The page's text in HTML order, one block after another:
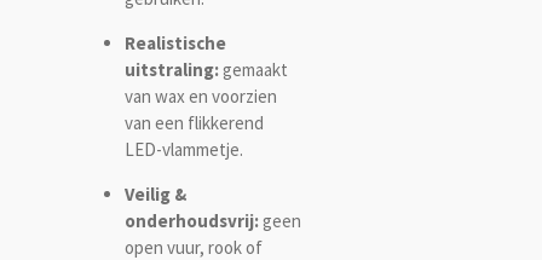
Realistische
uitstraling:gemaakt
van wax en voorzien
van een flikkerend
LED-vlammetje.
Veilig &
onderhoudsvrij:geen
open vuur, rook of